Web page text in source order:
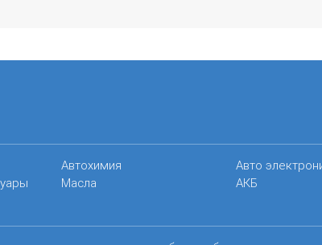
Автохимия
Масла
Авто
АКБ